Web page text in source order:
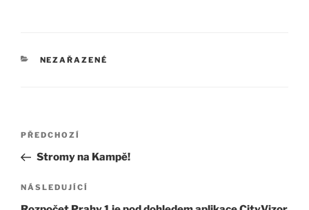
RUBRIKY
NEZAŘAZENÉ
Navigace
příspěvek
Předchozí
příspěvek
PŘEDCHOZÍ
Stromy na Kampě!
Následující
příspěvek
NÁSLEDUJÍCÍ